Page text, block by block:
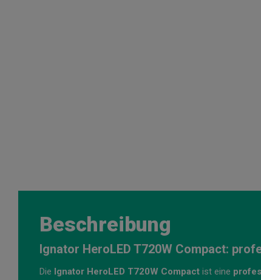
Beschreibung
Ignator HeroLED T720W Compact:
Die Ignator HeroLED T720W Compact ist eine